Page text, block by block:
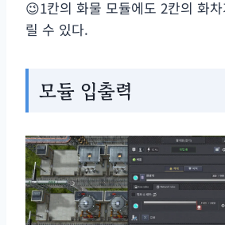
😉1칸의 화물 모듈에도 2칸의 화
릴 수 있다.
모듈 입출력